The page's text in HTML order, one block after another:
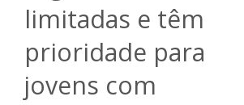
limitadas e têm
prioridade para
jovens com